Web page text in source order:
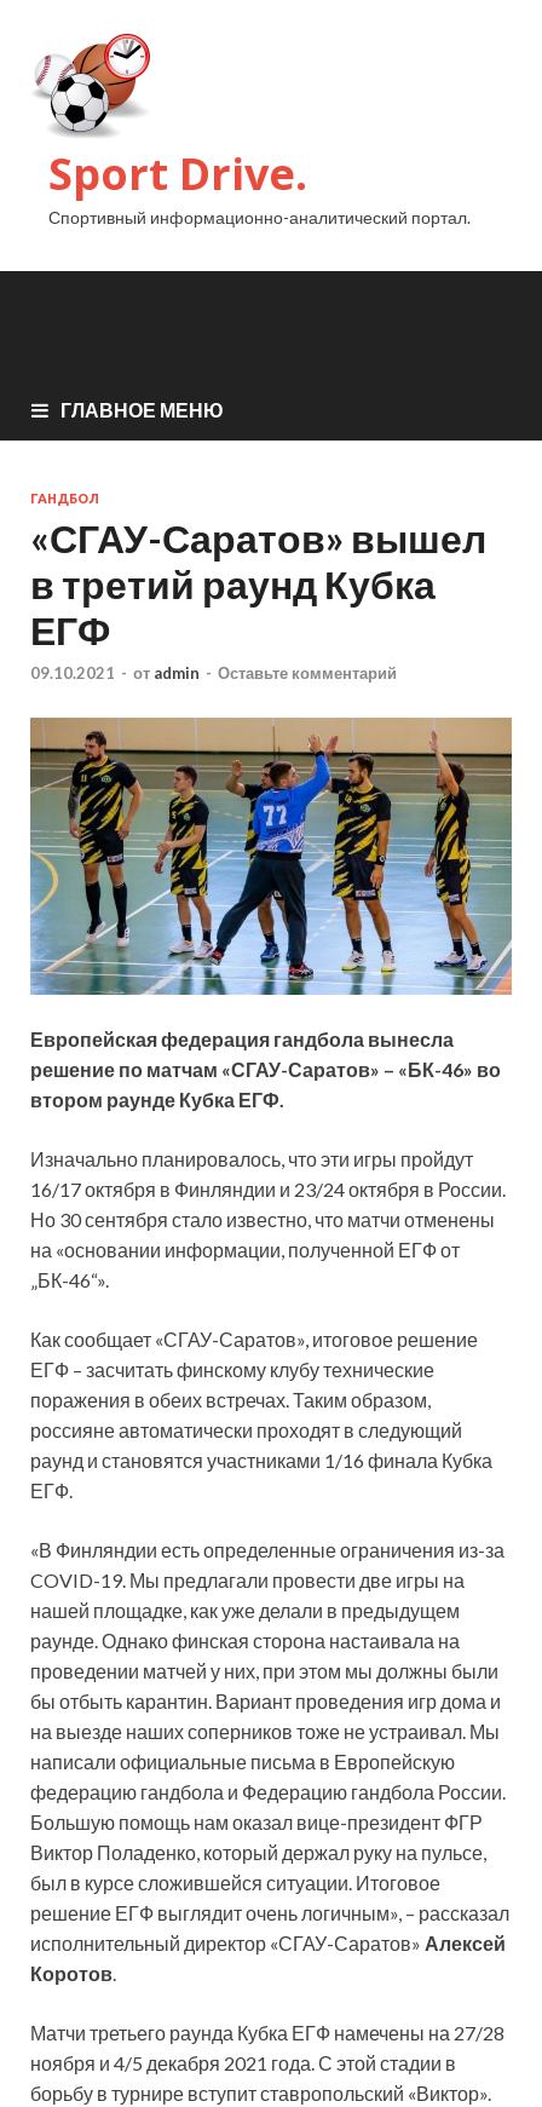
Sport Drive.
Спортивный информационно-аналитический портал.
ГЛАВНОЕ МЕНЮ
ГАНДБОЛ
«СГАУ-Саратов» вышел
в третий раунд Кубка
ЕГФ
09.10.2021 - от admin - Оставьте комментарий
Европейская федерация гандбола вынесла
решение по матчам «СГАУ-Саратов» – «БК-46» во
втором раунде Кубка ЕГФ.
Изначально планировалось, что эти игры пройдут
16/17 октября в Финляндии и 23/24 октября в России.
Но 30 сентября стало известно, что матчи отменены
на «основании информации, полученной ЕГФ от
„БК-46“».
Как сообщает «СГАУ-Саратов», итоговое решение
ЕГФ – засчитать финскому клубу технические
поражения в обеих встречах. Таким образом,
россияне автоматически проходят в следующий
раунд и становятся участниками 1/16 финала Кубка
ЕГФ.
«В Финляндии есть определенные ограничения из-за
COVID-19. Мы предлагали провести две игры на
нашей площадке, как уже делали в предыдущем
раунде. Однако финская сторона настаивала на
проведении матчей у них, при этом мы должны были
бы отбыть карантин. Вариант проведения игр дома и
на выезде наших соперников тоже не устраивал. Мы
написали официальные письма в Европейскую
федерацию гандбола и Федерацию гандбола России.
Большую помощь нам оказал вице-президент ФГР
Виктор Поладенко, который держал руку на пульсе,
был в курсе сложившейся ситуации. Итоговое
решение ЕГФ выглядит очень логичным», – рассказал
исполнительный директор «СГАУ-Саратов» Алексей
Коротов.
Матчи третьего раунда Кубка ЕГФ намечены на 27/28
ноября и 4/5 декабря 2021 года. С этой стадии в
борьбу в турнире вступит ставропольский «Виктор».